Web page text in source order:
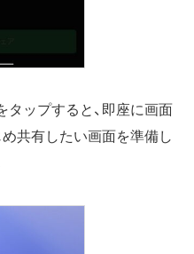
タップすると、即座に画面
共有したい画面を準備し